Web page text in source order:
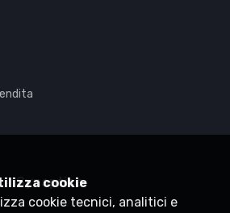
Synaptica
P.IVA 05830520960
cookie
cookie tecnici, analitici e